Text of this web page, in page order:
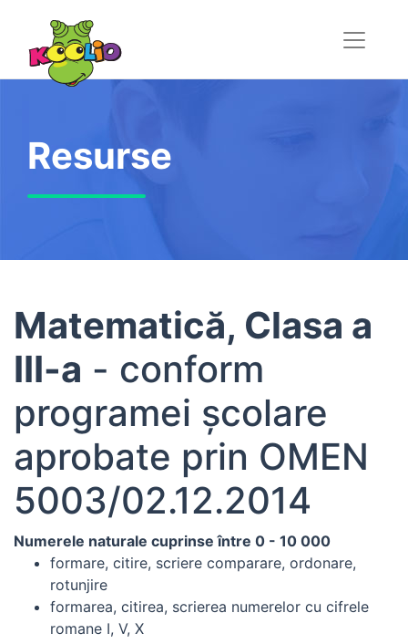
Resurse
Matematică, Clasa a
III-a - conform
programei școlare
aprobate prin OMEN
5003/02.12.2014
Numerele naturale cuprinse între 0 - 10 000
formare, citire, scriere comparare, ordonare,
rotunjire
formarea, citirea, scrierea numerelor cu cifrele
romane I, V, X